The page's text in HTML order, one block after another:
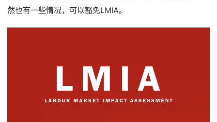
然也有一些情况，可以豁免LMIA。